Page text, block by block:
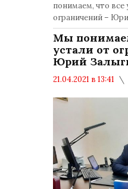
понимаем, что все
ограничений –
Мы
устали от
Юрий
21.04.2021 в 13:41